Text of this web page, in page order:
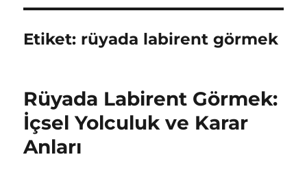
Etiket: rüyada labirent görmek
Rüyada Labirent Görmek:
İçsel Yolculuk ve Karar
Anları